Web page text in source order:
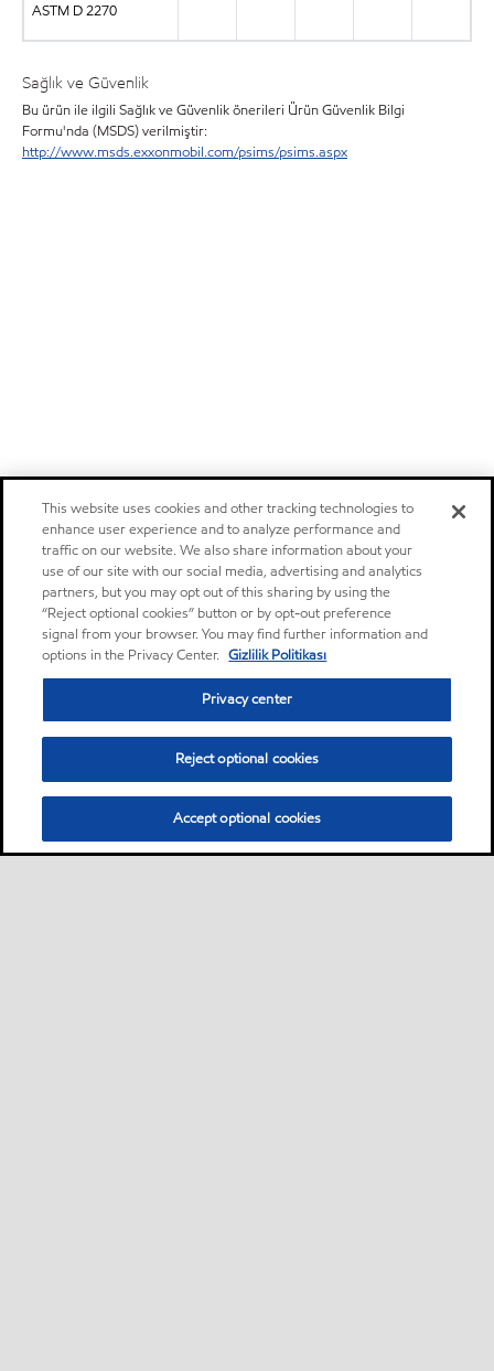
ASTM D 2270
Sağlık ve Güvenlik
Bu ürün ile ilgili Sağlık ve Güvenlik önerileri Ürün Güvenlik Bilgi
Formu'nda (MSDS) verilmiştir:
http://www.msds.exxonmobil.com/psims/psims.aspx
This website uses cookies and other tracking technologies to
enhance user experience and to analyze performance and
traffic on our website. We also share information about your
use of our site with our social media, advertising and analytics
partners, but you may opt out of this sharing by using the
“Reject optional cookies” button or by opt-out preference
signal from your browser. You may find further information and
options in the Privacy Center. Gizlilik Politikası
Privacy center
Reject optional cookies
Accept optional cookies